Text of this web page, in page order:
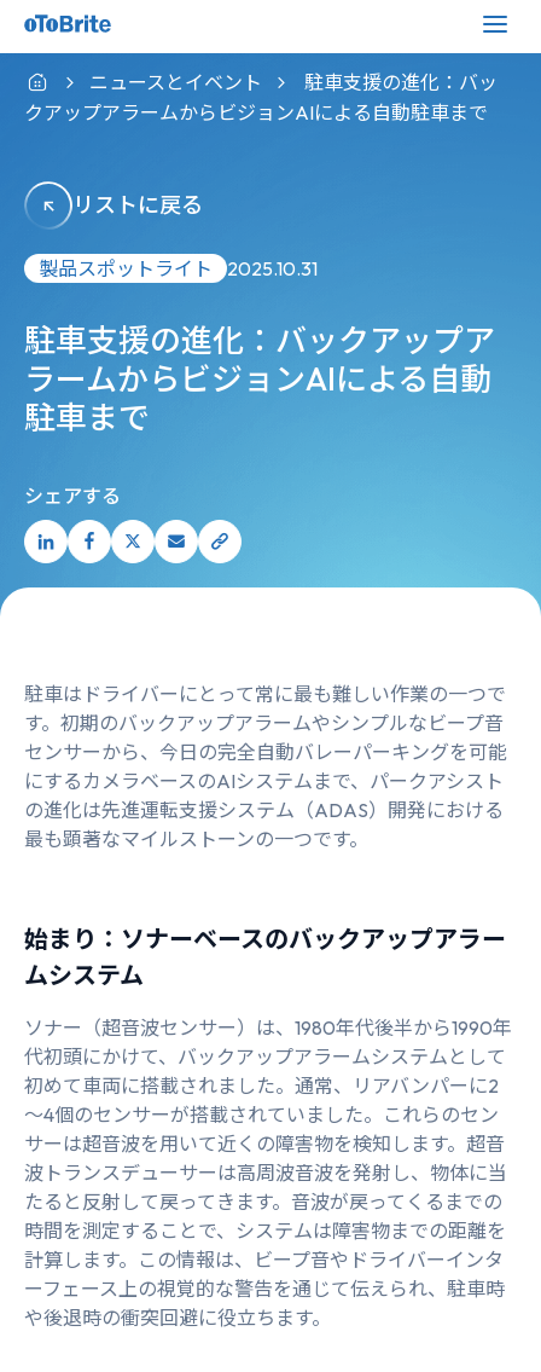
ニュースとイベント
駐車支援の進化：バッ
クアップアラームからビジョンAIによる自動駐車まで
リストに戻る
製品スポットライト 2025.10.31
駐車支援の進化：バックアップア
ラームからビジョンAIによる自動
駐車まで
シェアする
駐車はドライバーにとって常に最も難しい作業の一つで
す。初期のバックアップアラームやシンプルなビープ音
センサーから、今日の完全自動バレーパーキングを可能
にするカメラベースのAIシステムまで、パークアシスト
の進化は先進運転支援システム（ADAS）開発における
最も顕著なマイルストーンの一つです。
始まり：ソナーベースのバックアップアラー
ムシステム
ソナー（超音波センサー）は、1980年代後半から1990年
代初頭にかけて、バックアップアラームシステムとして
初めて車両に搭載されました。通常、リアバンパーに2
～4個のセンサーが搭載されていました。これらのセン
サーは超音波を用いて近くの障害物を検知します。超音
波トランスデューサーは高周波音波を発射し、物体に当
たると反射して戻ってきます。音波が戻ってくるまでの
時間を測定することで、システムは障害物までの距離を
計算します。この情報は、ビープ音やドライバーインタ
ーフェース上の視覚的な警告を通じて伝えられ、駐車時
や後退時の衝突回避に役立ちます。